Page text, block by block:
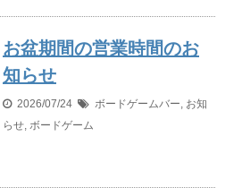
お盆期間の営業時間のお
知らせ
2026/07/24 ボードゲームバー お知
らせ ボードゲーム